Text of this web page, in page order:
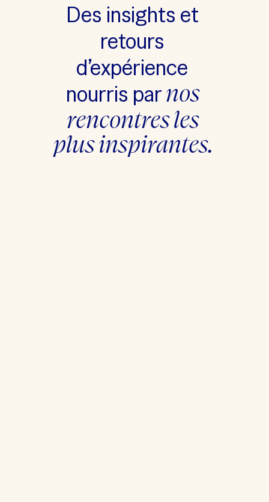
Des insights et
retours
d’expérience
nourris par nos
rencontres les
plus inspirantes.